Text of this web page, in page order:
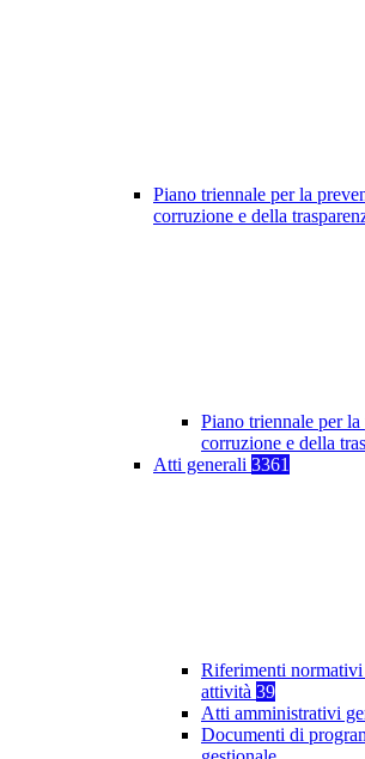
Piano triennale per la
corruzione e della
Piano triennale per
corruzione e della
Atti generali 3361
Riferimenti normativi
attività 39
Atti amministrativi
Documenti di